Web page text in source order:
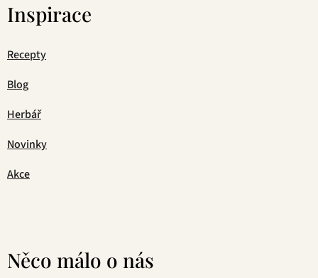
Inspirace
Recepty
Blog
Herbář
Novinky
Akce
Něco málo o nás